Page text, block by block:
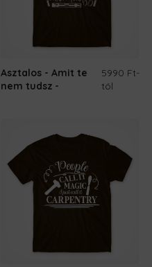
Asztalos - Amit te
nem tudsz
5990 Ft-
tól